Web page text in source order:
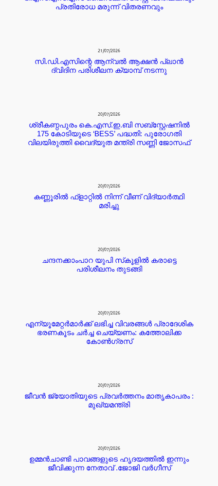
പ്രതിരോധ മരുന്ന് വിതരണവും
21/07/2026
സി.ഡി.എസിന്റെ ആന്വൽ ആക്ഷൻ പ്ലാൻ
ദ്വിദിന പരിശീലന ക്യാമ്പ് നടന്നു
20/07/2026
ശ്രീകണ്ഠപുരം കെ.എസ്.ഇ.ബി സബ്‌സ്റ്റേഷനിൽ
175 കോടിയുടെ ‘BESS’ പദ്ധതി: പുരോഗതി
വിലയിരുത്തി വൈദ്യുത മന്ത്രി സണ്ണി ജോസഫ്
20/07/2026
കണ്ണൂരില്‍ ഫ്ളാറ്റില്‍ നിന്ന് വീണ് വിദ്യാര്‍ത്ഥി
മരിച്ചു
20/07/2026
ചന്ദനക്കാംപാറ യുപി സ്‌കൂളിൽ കരാട്ടെ
പരിശീലനം തുടങ്ങി
20/07/2026
എന്യൂമേറ്റർമാർക്ക് ലഭിച്ച വിവരങ്ങൾ പ്രാദേശിക
ഭരണകൂടം ചർച്ച ചെയ്യണം: കത്തോലിക്ക
കോൺഗ്രസ്
20/07/2026
ജീവൻ ജ്യോതിയുടെ പ്രവർത്തനം മാതൃകാപരം :
മുഖ്യമന്ത്രി
20/07/2026
ഉമ്മൻചാണ്ടി പാവങ്ങളുടെ ഹൃദയത്തിൽ ഇന്നും
ജീവിക്കുന്ന നേതാവ് .ജോജി വർഗീസ്